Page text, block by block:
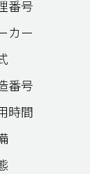
番号
カー
番号
時間